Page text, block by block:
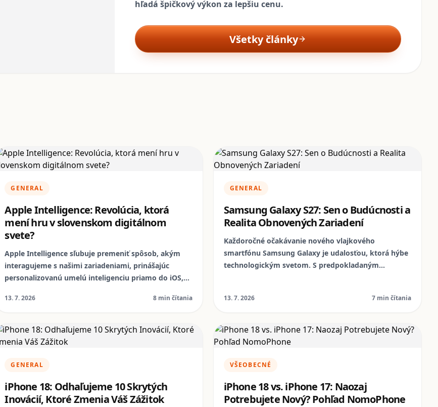
hľadá špičkový výkon za lepšiu cenu.
Všetky články
GENERAL
Apple Intelligence: Revolúcia, ktorá
mení hru v slovenskom digitálnom
svete?
Apple Intelligence sľubuje premeniť spôsob, akým
interagujeme s našimi zariadeniami, prinášajúc
personalizovanú umelú inteligenciu priamo do iOS,
inteligentnejšiu Siri, tieto inovácie otvárajú dvere do
to, čo Apple Intelligence znamená pre slovenských
používateľov a ako sa NomoPhone, európsky líder v
technologickej revolúcii.
13. 7. 2026 8 min čítania
GENERAL
Samsung Galaxy S27: Sen o Budúcnosti a
Realita Obnovených Zariadení
Každoročné očakávanie nového vlajkového
smartfónu Samsung Galaxy je udalosťou, ktorá hýbe
technologickým svetom. S predpokladaným
kúpe nového zariadenia? Ponorte sa s nami do sveta
neustálych noviniek rozumné zvážiť ekologickejšiu a
ekonomickejšiu alternatívu.
13. 7. 2026 7 min čítania
GENERAL
iPhone 18: Odhaľujeme 10 Skrytých
Inovácií, Ktoré Zmenia Váš Zážitok
VŠEOBECNÉ
iPhone 18 vs. iPhone 17: Naozaj
Potrebujete Nový? Pohľad NomoPhone